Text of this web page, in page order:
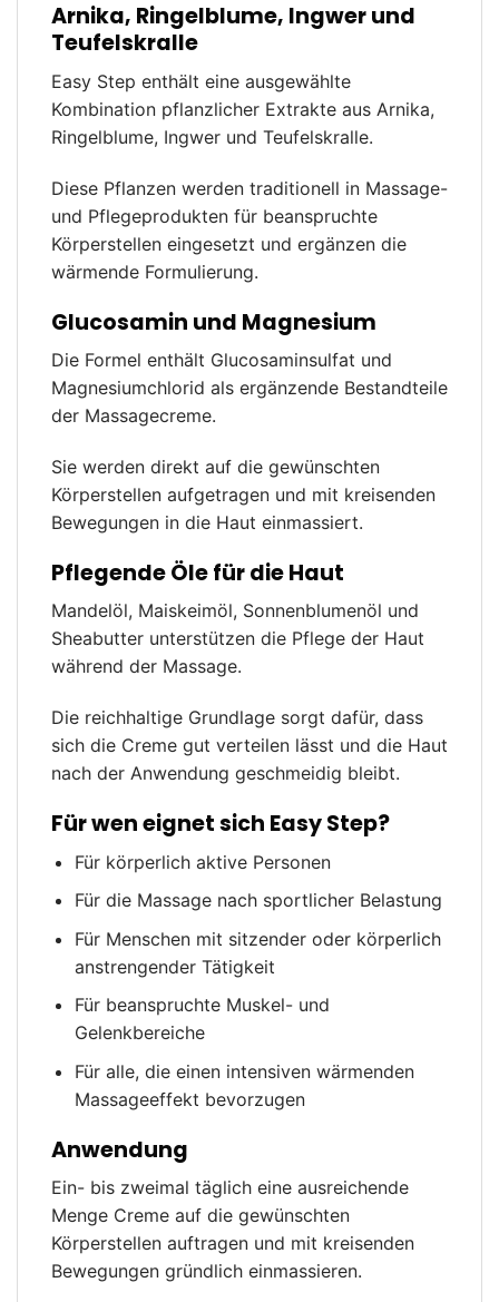
Arnika, Ringelblume, Ingwer und
Teufelskralle
Easy Step enthält eine ausgewählte
Kombination pflanzlicher Extrakte aus Arnika,
Ringelblume, Ingwer und Teufelskralle.
Diese Pflanzen werden traditionell in Massage-
und Pflegeprodukten für beanspruchte
Körperstellen eingesetzt und ergänzen die
wärmende Formulierung.
Glucosamin und Magnesium
Die Formel enthält Glucosaminsulfat und
Magnesiumchlorid als ergänzende Bestandteile
der Massagecreme.
Sie werden direkt auf die gewünschten
Körperstellen aufgetragen und mit kreisenden
Bewegungen in die Haut einmassiert.
Pflegende Öle für die Haut
Mandelöl, Maiskeimöl, Sonnenblumenöl und
Sheabutter unterstützen die Pflege der Haut
während der Massage.
Die reichhaltige Grundlage sorgt dafür, dass
sich die Creme gut verteilen lässt und die Haut
nach der Anwendung geschmeidig bleibt.
Für wen eignet sich Easy Step?
Für körperlich aktive Personen
Für die Massage nach sportlicher Belastung
Für Menschen mit sitzender oder körperlich
anstrengender Tätigkeit
Für beanspruchte Muskel- und
Gelenkbereiche
Für alle, die einen intensiven wärmenden
Massageeffekt bevorzugen
Anwendung
Ein- bis zweimal täglich eine ausreichende
Menge Creme auf die gewünschten
Körperstellen auftragen und mit kreisenden
Bewegungen gründlich einmassieren.